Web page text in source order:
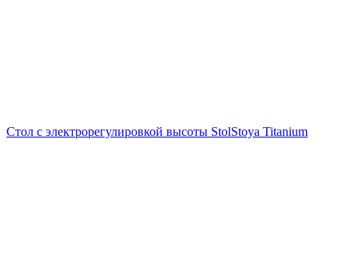
Стол с электрорегулировкой высоты StolStoya Titanium